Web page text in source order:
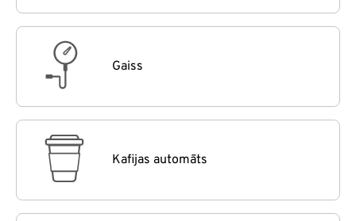
Gaiss
Kafijas automāts